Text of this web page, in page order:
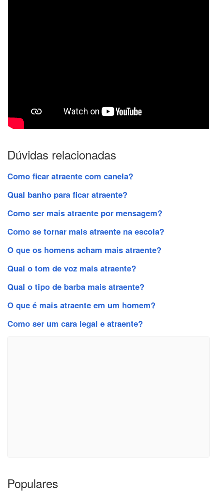
Dúvidas relacionadas
Como ficar atraente com canela?
Qual banho para ficar atraente?
Como ser mais atraente por mensagem?
Como se tornar mais atraente na escola?
O que os homens acham mais atraente?
Qual o tom de voz mais atraente?
Qual o tipo de barba mais atraente?
O que é mais atraente em um homem?
Como ser um cara legal e atraente?
Populares